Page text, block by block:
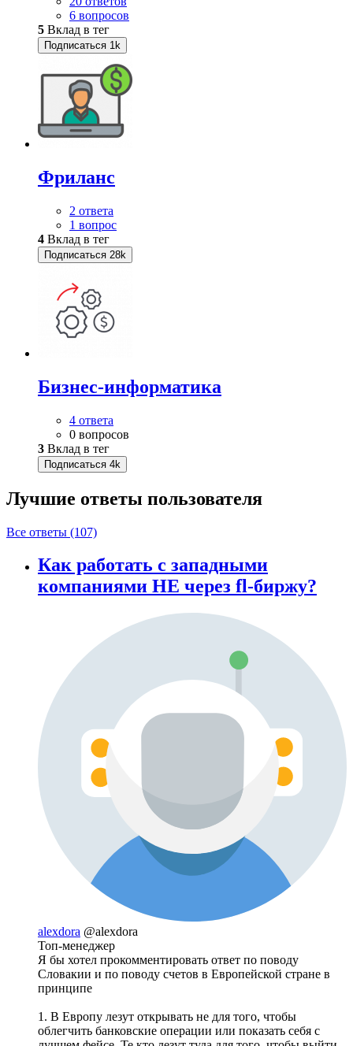
6 вопросов
5 Вклад в тег
Подписаться 1k
Фриланс
2 ответа
1 вопрос
4 Вклад в тег
Подписаться 28k
Бизнес-информатика
4 ответа
0 вопросов
3 Вклад в тег
Подписаться 4k
Лучшие ответы пользователя
Все ответы (107)
Как работать с западными
компаниями НЕ через fl-биржу?
alexdora @alexdora
Топ-менеджер
Я бы хотел прокомментировать ответ по поводу
Словакии и по поводу счетов в Европейской стране в
принципе
1. В Европу лезут открывать не для того, чтобы
облегчить банковские операции или показать себя с